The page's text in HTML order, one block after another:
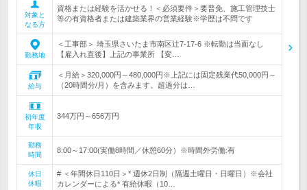
対象と
なる方
資格または経験を活かせる！＜必須要件＞要普免、施工管理技士
等の有資格者または建築業界の営業経験※学歴は不問です
勤務地
＜工事部＞ 埼玉県さいたま市南区辻7-17-6 ※転勤は当面なし
【雇入れ直後】上記の事業所 【変…
給与
＜月給＞320,000円～480,000円※上記には固定残業代50,000円～
（20時間分/月）を含みます。超過分は…
初年度
年収
344万円～656万円
勤務
時間
8:00～17:00(実働8時間／休憩60分）※時間外労働:有
休日
休暇
# ＜年間休日110日＞* 週休2日制（隔週土曜日・日曜日）※会社
カレンダーによる* 有給休暇（10…